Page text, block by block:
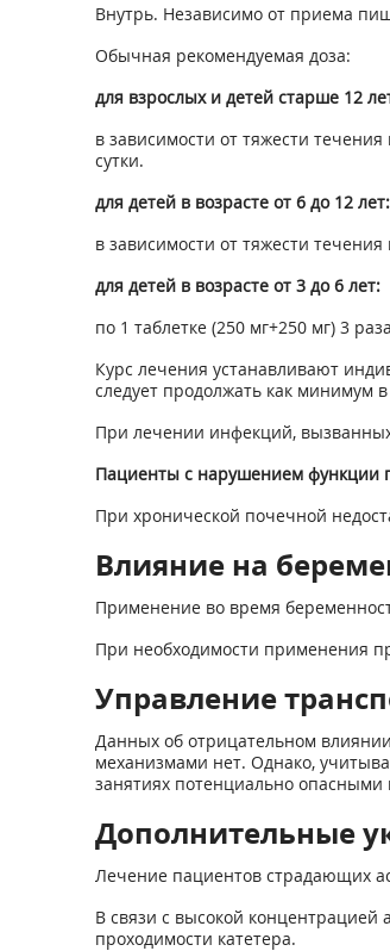
Внутрь. Независимо от приема
Обычная рекомендуемая доза:
для взрослых и детей старше 12
в зависимости от тяжести
сутки.
для детей в возрасте от 6 до 12 лет:
в зависимости от тяжести
для детей в возрасте от 3 до 6 лет:
по 1 таблетке (250 мг+250 мг) 3
Курс лечения устанавливают
следует продолжать как минимум
При лечении инфекций,
Пациенты с нарушением функции
При хронической почечной
Влияние на
Применение во время
При необходимости применения
Управление
Данных об отрицательном
механизмами нет. Однако,
занятиях потенциально
Дополнительные
Лечение пациентов страдающих
В связи с высокой концентрацией
проходимости катетера.